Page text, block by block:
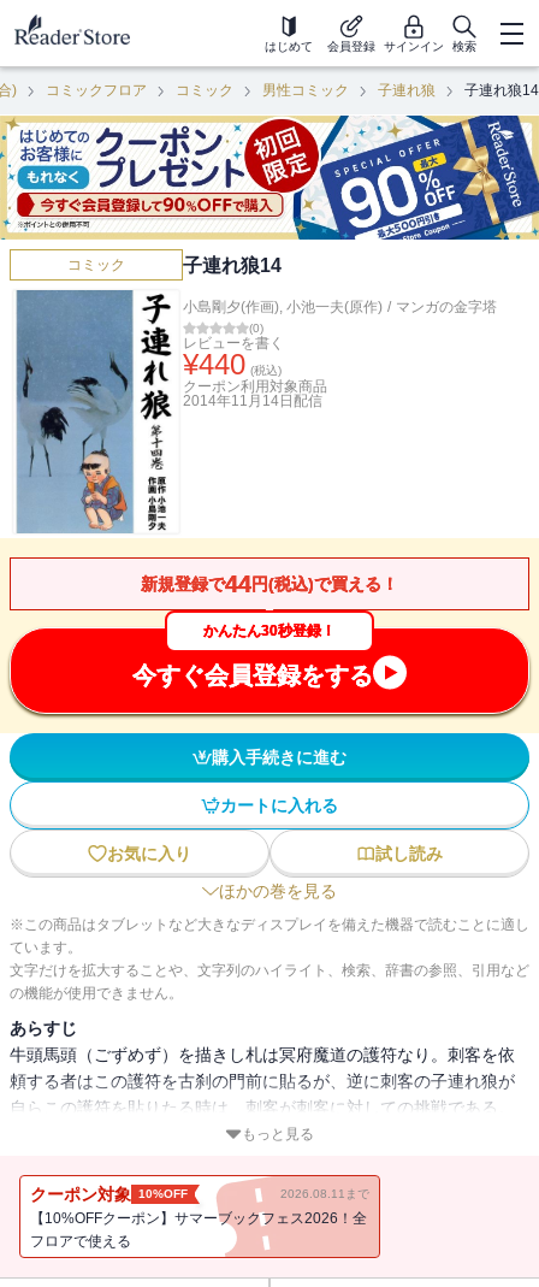
はじめて 会員登録 サインイン 検索
) コミックフロア コミック 男性コミック 子連れ狼 子連れ狼14
コミック 子連れ狼14
小島剛夕(作画), 小池一夫(原作) / マンガの金字塔
(0)
レビューを書く
¥440 (税込)
クーポン利用対象商品
2014年11月14日 配信
新規登録で44円(税込)で買える！
かんたん30秒登録！
今すぐ会員登録をする
購入手続きに進む
カートに入れる
お気に入り
試し読み
ほかの巻を見る
※この商品はタブレットなど大きなディスプレイを備えた機器で読むことに適し
ています。
文字だけを拡大することや、文字列のハイライト、検索、辞書の参照、引用など
の機能が使用できません。
あらすじ
牛頭馬頭（ごずめず）を描きし札は冥府魔道の護符なり。刺客を依
頼する者はこの護符を古刹の門前に貼るが、逆に刺客の子連れ狼が
自らこの護符を貼りたる時は、刺客が刺客に対しての挑戦である。
面頬を付けた新たな刺客とは！？収録作「筑紫路」ほか「芋の約
もっと見る
クーポン対象 10%OFF 2026.08.11まで
【10%OFFクーポン】サマーブックフェス2026！全
フロアで使える